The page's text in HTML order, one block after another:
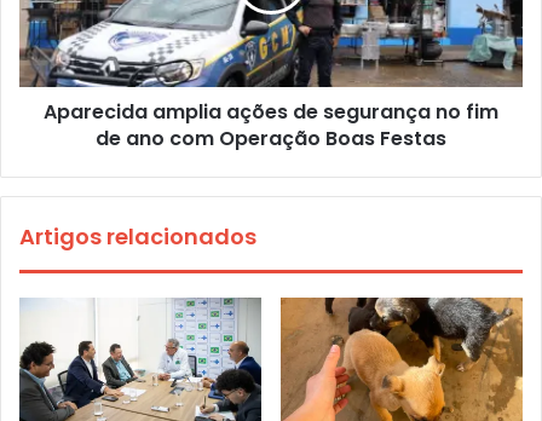
Aparecida amplia ações de segurança no fim
de ano com Operação Boas Festas
Artigos relacionados